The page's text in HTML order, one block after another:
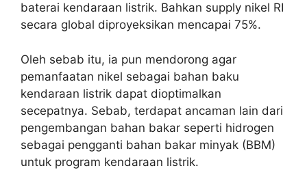
baterai kendaraan listrik. Bahkan supply nikel RI
secara global diproyeksikan mencapai 75%.
Oleh sebab itu, ia pun mendorong agar
pemanfaatan nikel sebagai bahan baku
kendaraan listrik dapat dioptimalkan
secepatnya. Sebab, terdapat ancaman lain dari
pengembangan bahan bakar seperti hidrogen
sebagai pengganti bahan bakar minyak (BBM)
untuk program kendaraan listrik.